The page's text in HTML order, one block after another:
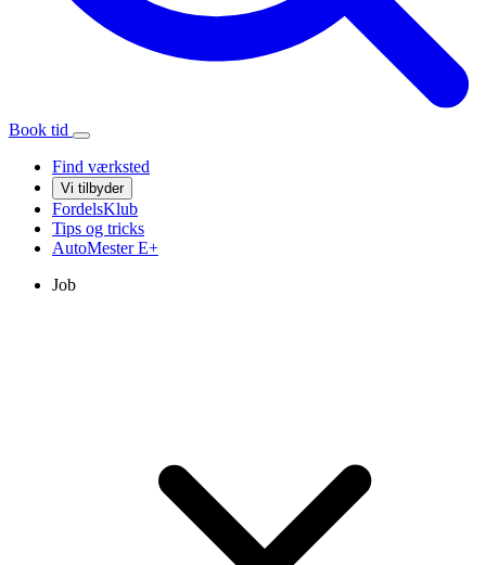
Book tid
Find værksted
Vi tilbyder
FordelsKlub
Tips og tricks
AutoMesterE+
Job